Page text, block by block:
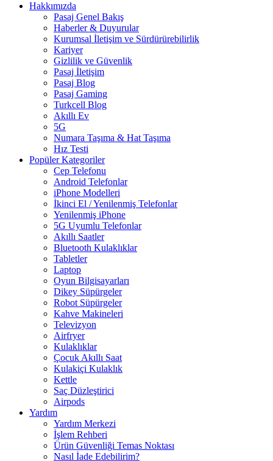
Hakkımızda
Pasaj Genel Bakış
Haberler & Duyurular
Kurumsal İletişim ve Sürdürürebilirlik
Kariyer
Gizlilik ve Güvenlik
Pasaj İletişim
Pasaj Blog
Pasaj Gaming
Turkcell Blog
Akıllı Ev
5G
Numara Taşıma & Hat Taşıma
Hız Testi
Popüler Kategoriler
Cep Telefonu
Android Telefonlar
iPhone Modelleri
İkinci El / Yenilenmiş Telefonlar
Yenilenmiş iPhone
5G Uyumlu Telefonlar
Akıllı Saatler
Bluetooth Kulaklıklar
Tabletler
Laptop
Oyun Bilgisayarları
Dikey Süpürgeler
Robot Süpürgeler
Kahve Makineleri
Televizyon
Airfryer
Kulaklıklar
Çocuk Akıllı Saat
Kulakiçi Kulaklık
Kettle
Saç Düzleştirici
Airpods
Yardım
Yardım Merkezi
İşlem Rehberi
Ürün Güvenliği Temas Noktası
Nasıl İade Edebilirim?